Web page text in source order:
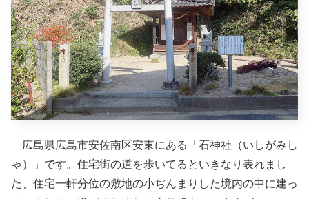
広島県広島市安佐南区安東にある「石神社（いしがみし
ゃ）」です。住宅街の道を歩いてるといきなり表れまし
た、住宅一軒分位の敷地の小ぢんまりした境内の中に建っ